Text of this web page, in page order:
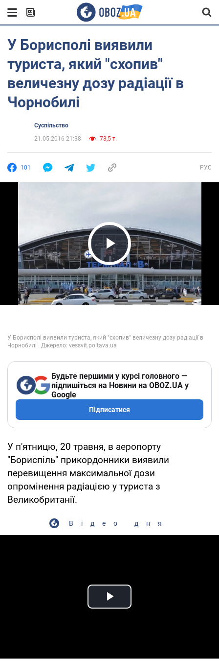
У Борисполі виявили
туриста, який "схопив"
величезну дозу радіації в
Чорнобилі
Суспільство
21.05.2016 21:38
73,5 т.
101 РУС
Play Video
Будьте першими у курсі головного —
підпишіться на Новини на OBOZ.UA у
Google
Підписатися
У п'ятницю, 20 травня, в аеропорту
"Бориспіль" прикордонники виявили
перевищення максимальної дози
опромінення радіацією у туриста з
Великобританії.
Відео дня
Play Video